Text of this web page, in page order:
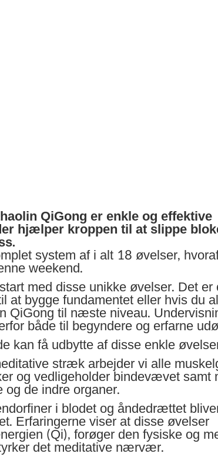
QiGong er enkle og effektive
hjælper kroppen til at slippe
system af i alt 18 øvelser,
weekend.
med disse unikke øvelser. Det er
at bygge fundamentet eller hvis du
QiGong til næste niveau.
både til begyndere og erfarne
kan få udbytte af disse enkle
stræk arbejder vi alle
og vedligeholder bindevævet samt
de indre organer.
i blodet og åndedrættet
Erfaringerne viser at disse øvelser
(Qi), forøger den fysiske og
det meditative nærvær.